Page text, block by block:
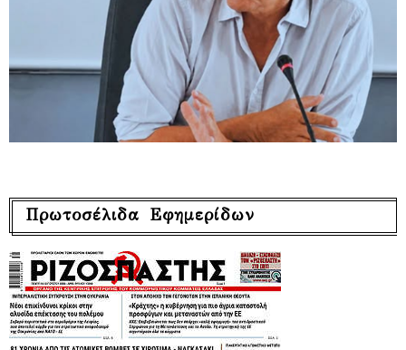
Πρωτοσέλιδα Εφημερίδων